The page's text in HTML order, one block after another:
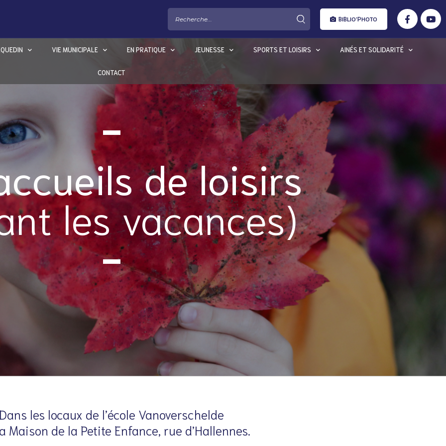
BIBLIO'PHOTO
VIE MUNICIPALE EN PRATIQUE JEUNESSE SPORTS ET LOISIRS AINÉS ET SOLIDARITÉ
CONTACT
de loisirs
les vacances)
les locaux de l’école Vanoverschelde
Maison de la Petite Enfance, rue d’Hallennes.